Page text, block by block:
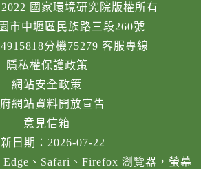
國家環境研究院版權所有
市中壢區民族路三段260號
分機75279 客服專線
隱私權保護政策
網站安全政策
網站資料開放宣告
意見信箱
日期：2026-07-22
Edge、Safari、Firefox 瀏覽器，螢幕